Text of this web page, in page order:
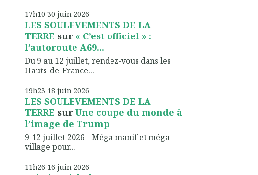
17h10 30 juin 2026
LES SOULEVEMENTS DE LA
TERRE sur « C’est officiel » :
l’autoroute A69...
Du 9 au 12 juillet, rendez-vous dans les
Hauts-de-France...
19h23 18 juin 2026
LES SOULEVEMENTS DE LA
TERRE sur Une coupe du monde à
l’image de Trump
9-12 juillet 2026 - Méga manif et méga
village pour...
11h26 16 juin 2026